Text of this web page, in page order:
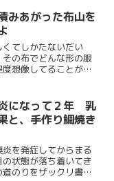
みたら結構楽しかっ
すい季...
あがった布山を
てしかたないだい
の布でどんな形の服
想像してることが多
た生地枚数の平均が
完成させ...
になって２年 乳
と、手作り鯛焼き
を発症してからまる
の状態が落ち着いてき
のりをザックリ書く